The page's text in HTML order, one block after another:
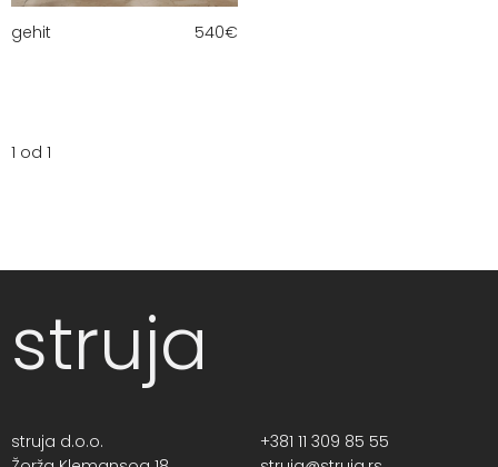
gehit 540€
1 od 1
struja
struja d.o.o.
+381 11 309 85 55